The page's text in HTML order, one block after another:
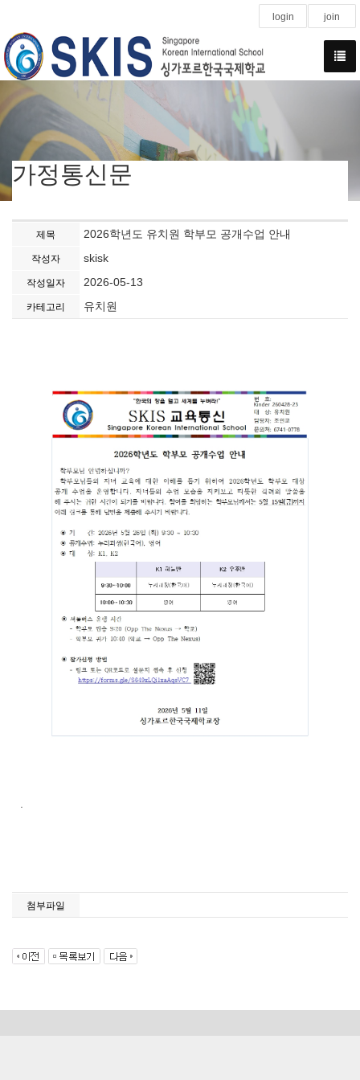
login join
가정통신문
제목 2026학년도 유치원 학부모 공개수업 안내
작성자 skisk
작성일자 2026-05-13
카테고리 유치원
첨부파일